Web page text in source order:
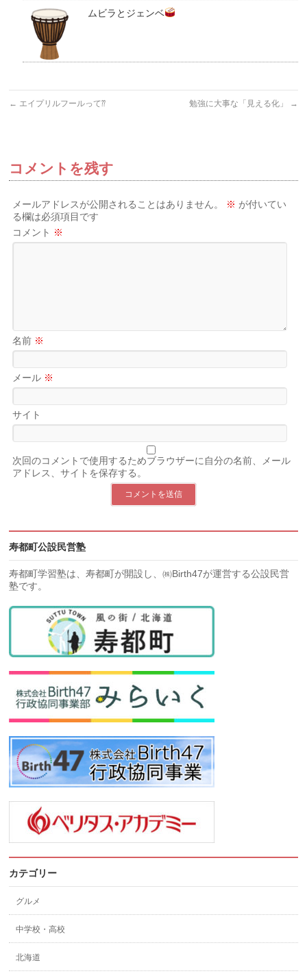
ムビラとジェンベ
← エイプリルフールって⁇ 勉強に大事な「見える化」 →
コメントを残す
メールアドレスが公開されることはありません。 ※ が付いてい
る欄は必須項目です
コメント ※
名前 ※
メール ※
サイト
次回のコメントで使用するためブラウザーに自分の名前、メール
アドレス、サイトを保存する。
寿都町公設民営塾
寿都町学習塾は、寿都町が開設し、㈱Birth47が運営する公設民営
塾です。
カテゴリー
グルメ
中学校・高校
北海道